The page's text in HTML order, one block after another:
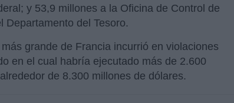
y 53,9 millones a la Oficina de Control de
Departamento del Tesoro.
grande de Francia incurrió en violaciones
en el cual habría ejecutado más de 2.600
de 8.300 millones de dólares.